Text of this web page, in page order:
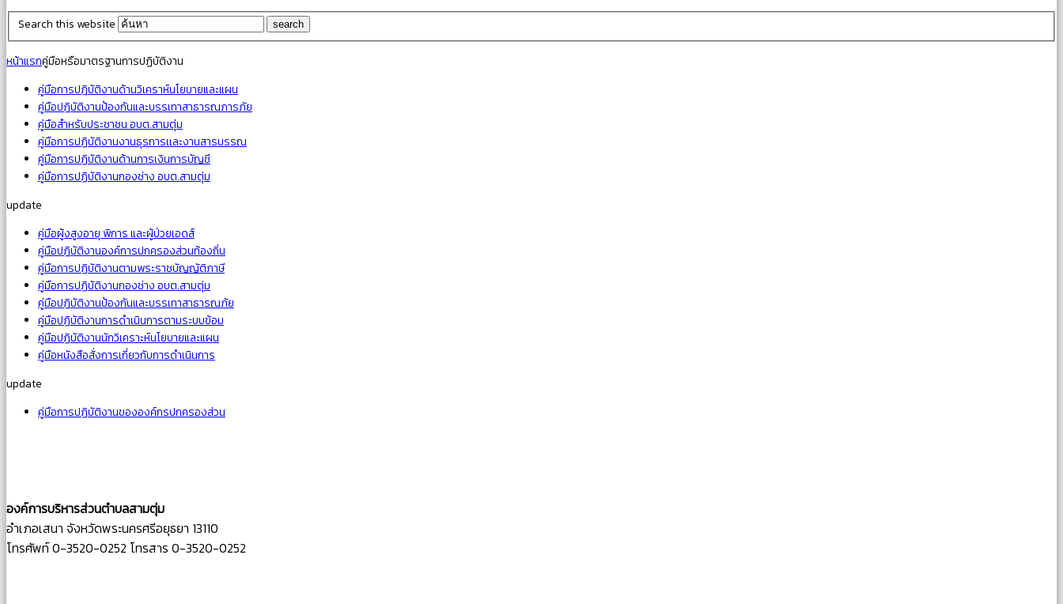
Search this website
หน้าแรกคู่มือหรือมาตรฐานการปฏิบัติงาน
คู่มือการปฎิบัติงานด้านวิเคราห์นโยบายและแผน
คู่มือปฎิบัติงานป้องกันและบรรเทาสาธารณภารภัย
คู่มือสำหรับประชาชน อบต.สามตุ่ม
คู่มือการปฏิบัติงานงานธุรการเเละงานสารบรรณ
คู่มือการปฏิบัติงานด้านการเงินการบัญชี
คู่มือการปฏิบัติงานกองช่าง อบต.สามตุ่ม
update
คู่มือผู้งสูงอายุ พิการ และผู้ป่วยเอดส์
คู่มือปฎิบัติงานองค์การปกครองส่วนท้องถิ่น
คู่มือการปฏิบัติงานตามพระราชบัญญัติภาษี
คู่มือการปฏิบัติงานกองช่าง อบต.สามตุ่ม
คู่มือปฎิบัติงานป้องกันและบรรเทาสาธารณภัย
คู่มือปฏิบัติงานการดำเนินการตามระบบข้อม
คู่มือปฏิบัติงานนักวิเคราะห์นโยบายและแผน
คู่มือหนังสือสั่งการเกี่ยวกับการดำเนินการ
update
คู่มือการปฏิบัติงานขององค์กรปกครองส่วน
องค์การบริหารส่วนตำบลสามตุ่ม
อำเภอเสนา จังหวัดพระนครศรีอยุธยา 13110
โทรศัพท์ 0-3520-0252 โทรสาร 0-3520-0252